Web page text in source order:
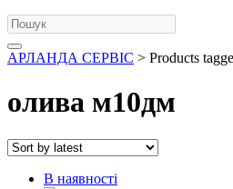
АРЛАНДА СЕРВІС > Products
олива м10дм
В наявності